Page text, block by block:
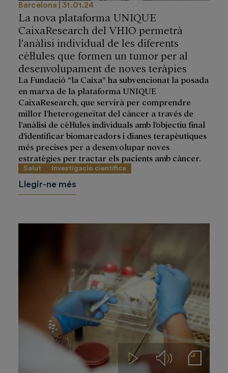
Barcelona 31.01.24
La nova plataforma UNIQUE
CaixaResearch del VHIO permetrà
l’anàlisi individual de les diferents
cèl·lules que formen un tumor per al
desenvolupament de noves teràpies
La Fundació “la Caixa” ha subvencionat la posada
en marxa de la plataforma UNIQUE
CaixaResearch, que servirà per comprendre
millor l’heterogeneïtat del càncer a través de
l’anàlisi de cèl·lules individuals amb l’objectiu final
d’identificar biomarcadors i dianes terapèutiques
més precises per a desenvolupar noves
estratègies per tractar els pacients amb càncer.
Salut Investigacio científica
Llegir-ne més
Videos Audios Notas de prensa